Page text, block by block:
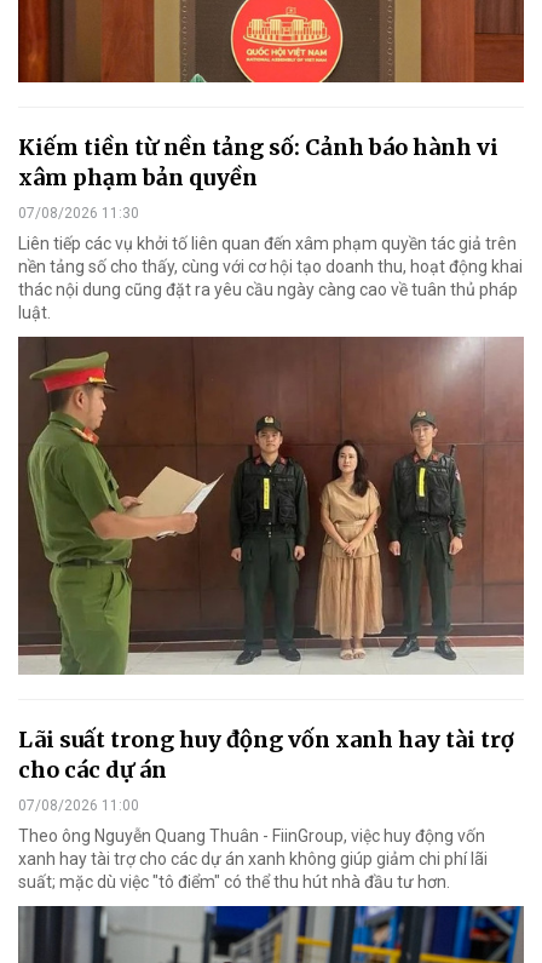
Kiếm tiền từ nền tảng số: Cảnh báo hành vi
xâm phạm bản quyền
07/08/2026 11:30
Liên tiếp các vụ khởi tố liên quan đến xâm phạm quyền tác giả trên
nền tảng số cho thấy, cùng với cơ hội tạo doanh thu, hoạt động khai
thác nội dung cũng đặt ra yêu cầu ngày càng cao về tuân thủ pháp
luật.
Lãi suất trong huy động vốn xanh hay tài trợ
cho các dự án
07/08/2026 11:00
Theo ông Nguyễn Quang Thuân - FiinGroup, việc huy động vốn
xanh hay tài trợ cho các dự án xanh không giúp giảm chi phí lãi
suất; mặc dù việc "tô điểm" có thể thu hút nhà đầu tư hơn.